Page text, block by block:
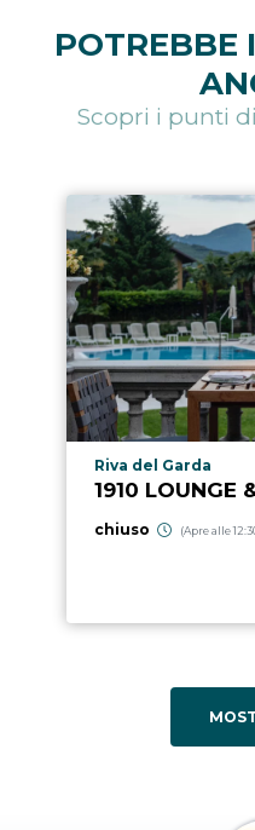
POTREBBE
Scopri i punti
Località punto di
Riva del Garda
1910 LOUNGE
chiuso (Apre alle